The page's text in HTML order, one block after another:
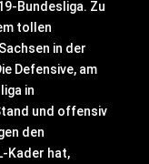
Bundesliga. Zu
tollen
in der
Defensive, am
in
und offensiv
den
Kader hat,